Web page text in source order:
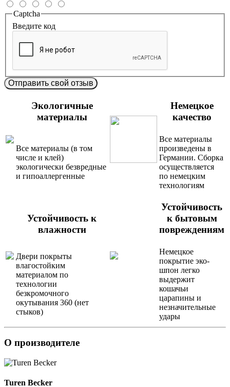
Captcha
Введите код
Отправить свой отзыв
Экологичные
материалы
Немецкое
качество
Все материалы (в том
числе и клей)
экологически безвредные
и гипоаллергенные
Все материалы
произведены в
Германии. Сборка
осуществляется
по немецким
технологиям
Устойчивость к
влажности
Устойчивость
к бытовым
повреждениям
Двери покрыты
влагостойким
материалом по
технологии
безкромочного
окутывания 360 (нет
стыков)
Немецкое
покрытие эко-
шпон легко
выдержит
кошачьи
царапины и
незначительные
удары
О производителе
Turen Becker